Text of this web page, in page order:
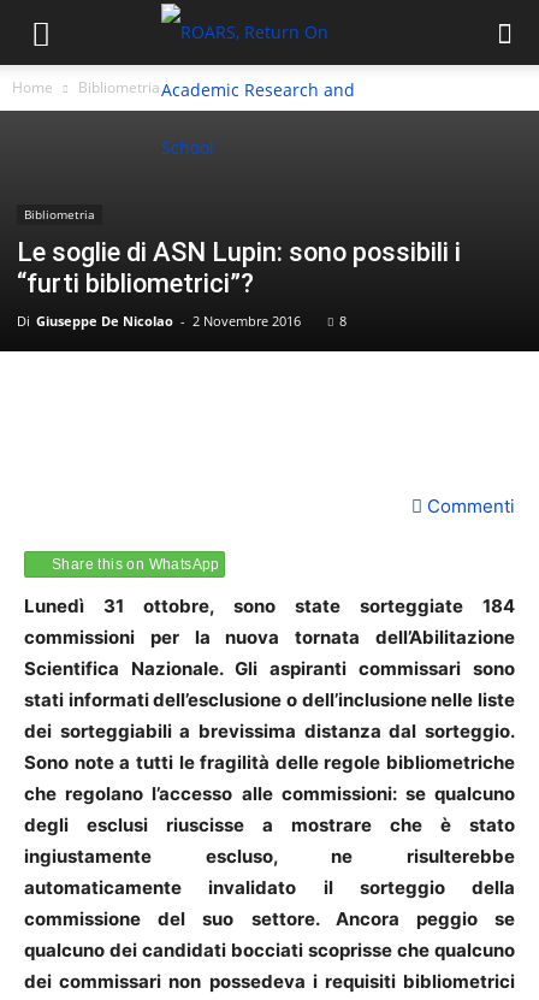
Home Bibliometria
Bibliometria
Le soglie di ASN Lupin: sono possibili i
“furti bibliometrici”?
Di Giuseppe De Nicolao - 2 Novembre 2016 8
Commenti
Share this on WhatsApp
Lunedì 31 ottobre, sono state sorteggiate 184
commissioni per la nuova tornata dell’Abilitazione
Scientifica Nazionale. Gli aspiranti commissari sono
stati informati dell’esclusione o dell’inclusione nelle liste
dei sorteggiabili a brevissima distanza dal sorteggio.
Sono note a tutti le fragilità delle regole bibliometriche
che regolano l’accesso alle commissioni: se qualcuno
degli esclusi riuscisse a mostrare che è stato
ingiustamente escluso, ne risulterebbe
automaticamente invalidato il sorteggio della
commissione del suo settore. Ancora peggio se
qualcuno dei candidati bocciati scoprisse che qualcuno
dei commissari non possedeva i requisiti bibliometrici